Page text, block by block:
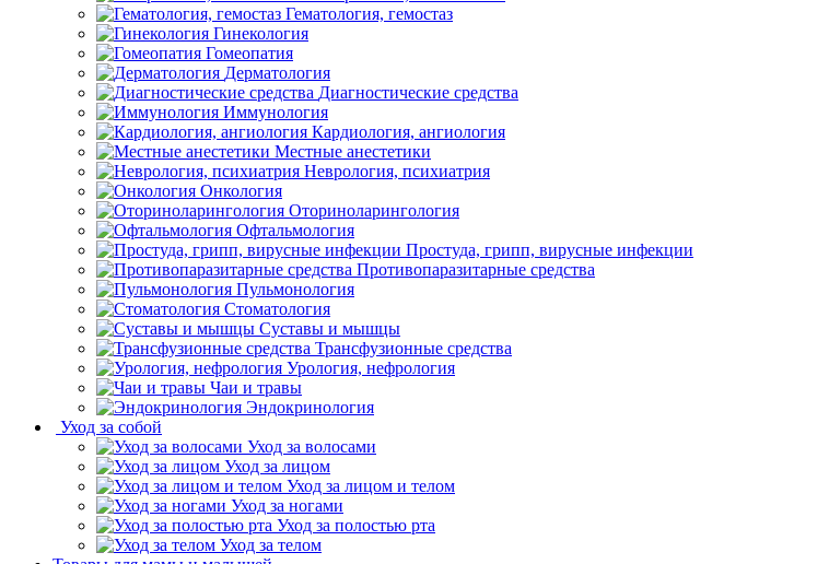
Гематология, гемостаз
Гинекология
Гомеопатия
Дерматология
Диагностические средства
Иммунология
Кардиология, ангиология
Местные анестетики
Неврология, психиатрия
Онкология
Оториноларингология
Офтальмология
Простуда, грипп, вирусные инфекции
Противопаразитарные средства
Пульмонология
Стоматология
Суставы и мышцы
Трансфузионные средства
Урология, нефрология
Чаи и травы
Эндокринология
Уход за собой
Уход за волосами
Уход за лицом
Уход за лицом и телом
Уход за ногами
Уход за полостью рта
Уход за телом